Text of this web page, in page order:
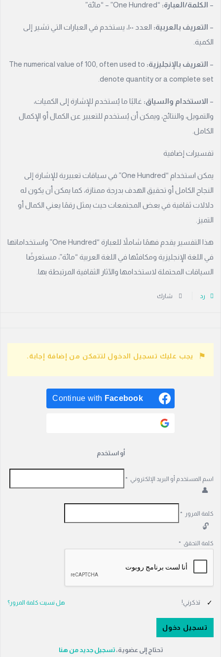
– الكلمة/العبارة:“One Hundred” – “مائة”
– التعريف بالعربية:
العدد ١٠٠، يستخدم في العبارات التي تشير إلى
الكمية.
– التعريف بالإنجليزية: The numerical value of 100, often used to
denote quantity or a complete set.
– الاستخدام والسياق:غالبًا ما يُستخدم للإشارة إلى الكميات،
والتمويل، والنتائج، ويمكن أن يُستخدم للتعبير عن الكمال أو الإكمال
الكامل.
تفسيرات إضافية
يمكن استخدام “One Hundred” في سياقات تعبيرية للإشارة إلى
النجاح الكامل أو تحقيق الهدف بدرجة ممتازة، كما يمكن أن يكون له
دلالات ثقافية في بعض المجتمعات حيث يمثل رقمًا يعني الكمال أو
التميز.
هذا التفسير يقدم فهمًا شاملاً للعبارة “One Hundred” واستخداماتها
في اللغة الإنجليزية ومكافئها في اللغة العربية “مائة”، مستعرضًا
السياقات المحتملة لاستخدامها والآثار الثقافية المرتبطة بها.
رد شارك
يجب عليك تسجيل الدخول لتتمكن من إضافة إجابة.
Continue with Facebook
أو استخدم
اسم المستخدم أو البريد الإلكتروني *
كلمة المرور *
كلمة التحقق *
تذكرني! هل نسيت كلمة المرور؟
تحتاج إلى عضوية، ‫تسجيل جديد من هنا